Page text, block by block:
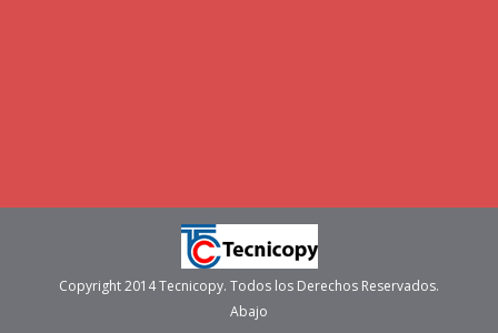
Copyright 2014 Tecnicopy. Todos los Derechos Reservados.
Abajo